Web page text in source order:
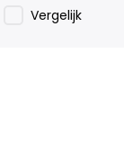
Vergelijk